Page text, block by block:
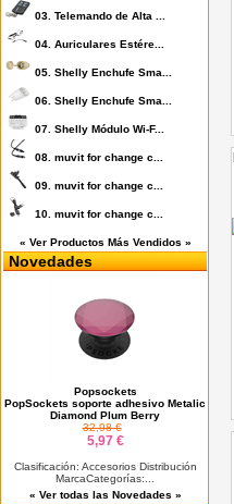
03. Telemando de Alta ...
04. Auriculares Estére...
05. Shelly Enchufe Sma...
06. Shelly Enchufe Sma...
07. Shelly Módulo Wi-F...
08. muvit for change c...
09. muvit for change c...
10. muvit for change c...
« Ver Productos Más Vendidos »
Novedades
Popsockets
PopSockets soporte adhesivo Metalic
Diamond Plum Berry
32,98 €
5,97 €
Clasificación: Accesorios Distribución
MarcaCategorías:...
« Ver todas las Novedades »